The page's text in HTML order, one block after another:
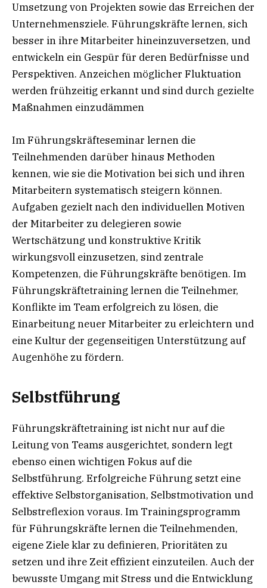
Umsetzung von Projekten sowie das Erreichen der
Unternehmensziele. Führungskräfte lernen, sich
besser in ihre Mitarbeiter hineinzuversetzen, und
entwickeln ein Gespür für deren Bedürfnisse und
Perspektiven. Anzeichen möglicher Fluktuation
werden frühzeitig erkannt und sind durch gezielte
Maßnahmen einzudämmen
Im Führungskräfteseminar lernen die
Teilnehmenden darüber hinaus Methoden
kennen, wie sie die Motivation bei sich und ihren
Mitarbeitern systematisch steigern können.
Aufgaben gezielt nach den individuellen Motiven
der Mitarbeiter zu delegieren sowie
Wertschätzung und konstruktive Kritik
wirkungsvoll einzusetzen, sind zentrale
Kompetenzen, die Führungskräfte benötigen. Im
Führungskräftetraining lernen die Teilnehmer,
Konflikte im Team erfolgreich zu lösen, die
Einarbeitung neuer Mitarbeiter zu erleichtern und
eine Kultur der gegenseitigen Unterstützung auf
Augenhöhe zu fördern.
Selbstführung
Führungskräftetraining ist nicht nur auf die
Leitung von Teams ausgerichtet, sondern legt
ebenso einen wichtigen Fokus auf die
Selbstführung. Erfolgreiche Führung setzt eine
effektive Selbstorganisation, Selbstmotivation und
Selbstreflexion voraus. Im Trainingsprogramm
für Führungskräfte lernen die Teilnehmenden,
eigene Ziele klar zu definieren, Prioritäten zu
setzen und ihre Zeit effizient einzuteilen. Auch der
bewusste Umgang mit Stress und die Entwicklung